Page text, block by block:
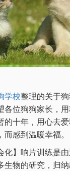
学校整理的关于
各位狗狗家长，
的十年，用心去
感到温暖幸福。
化】响片训练是
生物的研究，归